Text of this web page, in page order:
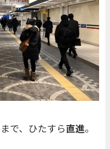
まで、ひたすら直進。